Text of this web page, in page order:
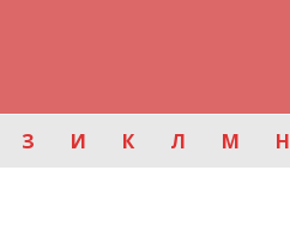
З И К Л М Н